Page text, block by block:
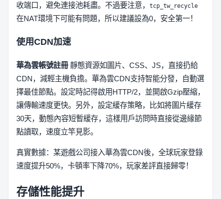
收端口，避免連接池耗盡。不過要注意， tcp_tw_recycle
在NAT環境下可能有問題，所以建議設為0，安全第一！
使用CDN加速
華為雲帳號註冊靜態資源如圖片、CSS、JS，直接扔給
CDN，減輕主機負擔。華為雲CDN支持智能分發，自動選
擇最佳節點。設定時記得啟用HTTP/2，並開啟Gzip壓縮，
讓傳輸速度更快。另外，設定緩存策略，比如將圖片緩存
30天，動態內容短暫緩存，這樣用戶訪問時直接從邊緣節
點讀取，速度立竿見影。
真實數據：某遊戲公司接入華為雲CDN後，全球玩家登錄
速度提升50%，卡頓率下降70%，玩家差評直接歸零！
存儲性能提升